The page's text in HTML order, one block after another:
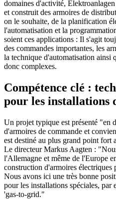
domaines d'activité,
et construit des armoires de
on le souhaite, de la planification
l'automatisation et la
soient ces applications : Il s'agit
des commandes importantes, les
la technique d'automatisation ainsi
donc complexes.
Compétence clé :
pour les installations
Un projet typique est présenté "en
d'armoires de commande et
est destiné au plus grand point fort
Le directeur Markus Aagten :
l'Allemagne et même de l'Europe
construction d'armoires électriques
Nous avons ici une très bonne
pour les installations spéciales,
'gas-to-grid."